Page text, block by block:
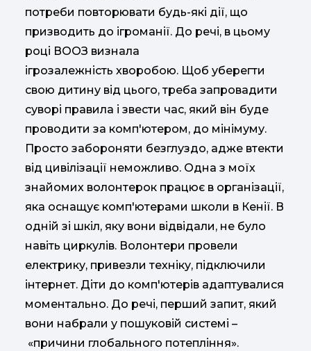
потреби повторювати будь-які дії, що
призводить до ігроманії. До речі, в цьому
році ВООЗ визнала
ігрозалежність хворобою. Щоб уберегти
свою дитину від цього, треба запровадити
суворі правила і звести час, який він буде
проводити за комп'ютером, до мінімуму.
Просто забороняти безглуздо, адже втекти
від цивілізації неможливо. Одна з моїх
знайомих волонтерок працює в організації,
яка оснащує комп'ютерами школи в Кенії. В
одній зі шкіл, яку вони відвідали, не було
навіть циркулів. Волонтери провели
електрику, привезли техніку, підключили
інтернет. Діти до комп'ютерів адаптувалися
моментально. До речі, перший запит, який
вони набрали у пошуковій системі –
«причини глобального потепління».